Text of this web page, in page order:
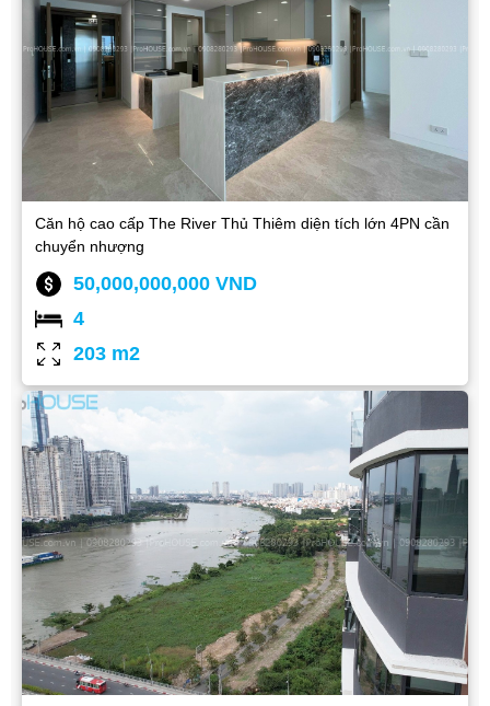
Căn hộ cao cấp The River Thủ Thiêm diện tích lớn 4PN cần
chuyển nhượng
50,000,000,000 VND
4
203 m2